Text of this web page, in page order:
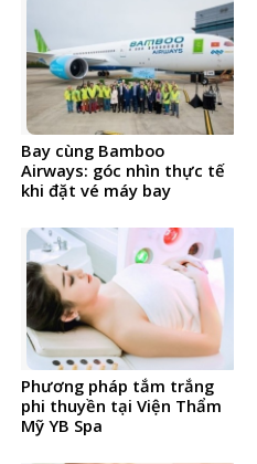
Bay cùng Bamboo
Airways: góc nhìn thực tế
khi đặt vé máy bay
Phương pháp tắm trắng
phi thuyền tại Viện Thẩm
Mỹ YB Spa